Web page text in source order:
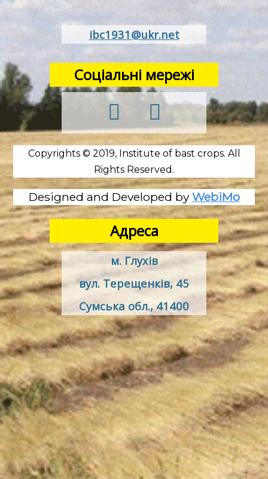
ibc1931@ukr.net
Соціальні мережі
Copyrights © 2019, Institute of bast crops. All
Rights Reserved.
Designed and Developed by WebiMo
Адреса
м. Глухів
вул. Терещенків, 45
Сумська обл., 41400